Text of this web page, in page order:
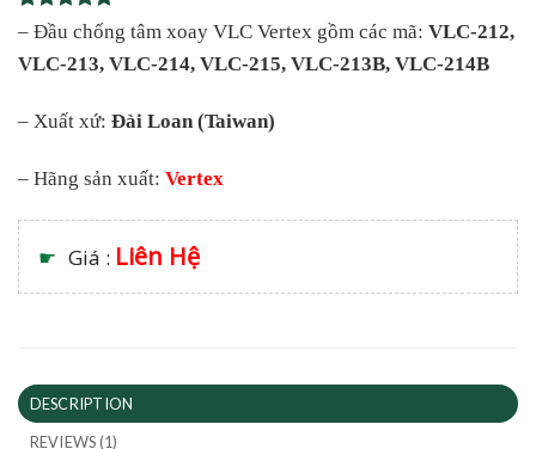
Rated 5
out of 5
based on
– Đầu chống tâm xoay VLC Vertex gồm các mã: VLC-212,
VLC-213, VLC-214, VLC-215, VLC-213B, VLC-214B
– Xuất xứ: Đài Loan (Taiwan)
– Hãng sản xuất: Vertex
☛ Giá : Liên Hệ
DESCRIPTION
REVIEWS (1)